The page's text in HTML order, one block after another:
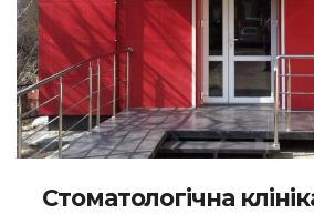
Стоматологічна